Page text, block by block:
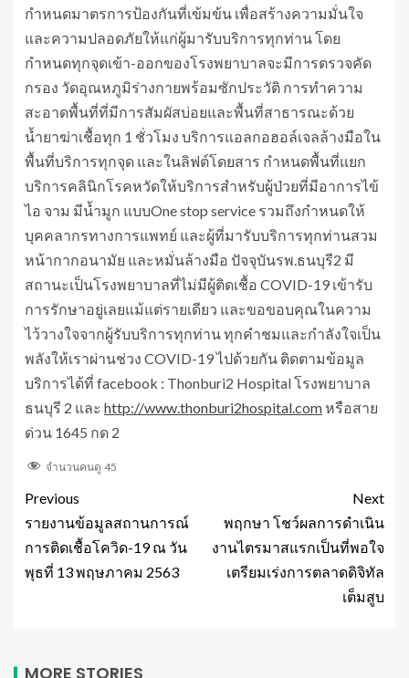
กำหนดมาตรการป้องกันที่เข้มข้น เพื่อสร้างความมั่นใจ
และความปลอดภัยให้แก่ผู้มารับบริการทุกท่าน โดย
กำหนดทุกจุดเข้า-ออกของโรงพยาบาลจะมีการตรวจคัด
กรอง วัดอุณหภูมิร่างกายพร้อมซักประวัติ การทำความ
สะอาดพื้นที่ที่มีการสัมผัสบ่อยและพื้นที่สาธารณะด้วย
น้ำยาฆ่าเชื้อทุก 1 ชั่วโมง บริการแอลกอฮอล์เจลล้างมือใน
พื้นที่บริการทุกจุด และในลิฟต์โดยสาร กำหนดพื้นที่แยก
บริการคลินิกโรคหวัดให้บริการสำหรับผู้ป่วยที่มีอาการไข้
ไอ จาม มีน้ำมูก แบบOne stop service รวมถึงกำหนดให้
บุคคลากรทางการแพทย์ และผู้ที่มารับบริการทุกท่านสวม
หน้ากากอนามัย และหมั่นล้างมือ ปัจจุบันรพ.ธนบุรี2 มี
สถานะเป็นโรงพยาบาลที่ไม่มีผู้ติดเชื้อ COVID-19 เข้ารับ
การรักษาอยู่เลยแม้แต่รายเดียว และขอขอบคุณในความ
ไว้วางใจจากผู้รับบริการทุกท่าน ทุกคำชมและกำลังใจเป็น
พลังให้เราผ่านช่วง COVID-19 ไปด้วยกัน ติดตามข้อมูล
บริการได้ที่ facebook : Thonburi2 Hospital โรงพยาบาล
ธนบุรี 2 และ http://www.thonburi2hospital.comหรือสาย
ด่วน 1645 กด 2
จำนวนคนดู 45
Previous
รายงานข้อมูลสถานการณ์
การติดเชื้อโควิด-19 ณ วัน
พุธที่ 13 พฤษภาคม 2563
Next
พฤกษา โชว์ผลการดำเนิน
งานไตรมาสแรกเป็นที่พอใจ
เตรียมเร่งการตลาดดิจิทัล
เต็มสูบ
MORE STORIES